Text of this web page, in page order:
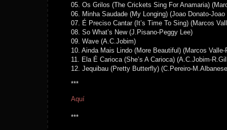
05. Os Grilos (The Crickets Sing For Anamaria)
06. Minha Saudade (My Longing) (Joao Donato-Joao
07. É Preciso Cantar (It’s Time To Sing) (Marcos
08. So What’s New (J.Pisano-Peggy Lee)
09. Wave (A.C.Jobim)
10. Ainda Mais Lindo (More Beautiful) (Marcos Valle-
11. Ela É Carioca (She’s A Carioca) (A.C.Jobim-
12. Jequibau (Pretty Butterfly) (C.Pereiro-
***
Aquí
***